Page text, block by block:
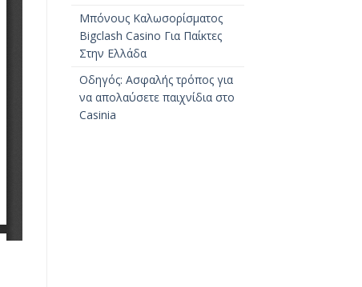
Μπόνους Καλωσορίσματος
Bigclash Casino Για Παίκτες
Στην Ελλάδα
Οδηγός: Ασφαλής τρόπος για
να απολαύσετε παιχνίδια στο
Casinia